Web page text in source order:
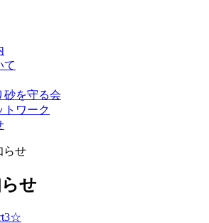
らせ
せ